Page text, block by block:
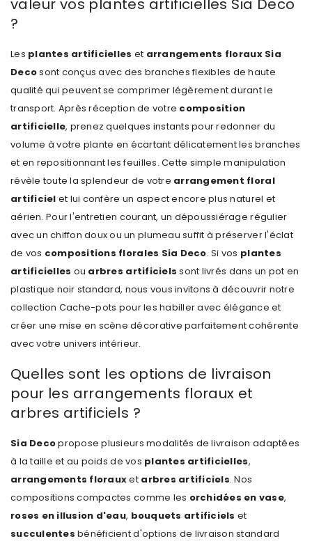
valeur vos plantes artificielles Sia Deco
?
Les plantes artificielles et arrangements floraux Sia
Decosont conçus avec des branches flexibles de haute
qualité qui peuvent se comprimer légèrement durant le
transport. Après réception de votre composition
artificielle, prenez quelques instants pour redonner du
volume à votre plante en écartant délicatement les branches
et en repositionnant les feuilles. Cette simple manipulation
révèle toute la splendeur de votre arrangement floral
artificiel et lui confère un aspect encore plus naturel et
aérien. Pour l'entretien courant, un dépoussiérage régulier
avec un chiffon doux ou un plumeau suffit à préserver l'éclat
de vos compositions florales Sia Deco. Si vos plantes
artificielles ou arbres artificiels sont livrés dans un pot en
plastique noir standard, nous vous invitons à découvrir notre
collection Cache-pots pour les habiller avec élégance et
créer une mise en scène décorative parfaitement cohérente
avec votre univers intérieur.
Quelles sont les options de livraison
pour les arrangements floraux et
arbres artificiels ?
Sia Decopropose plusieurs modalités de livraison adaptées
à la taille et au poids de vos plantes artificielles,
arrangements florauxet arbres artificiels. Nos
compositions compactes comme les orchidées en vase,
roses en illusion d'eau, bouquets artificiels et
succulentes bénéficient d'options de livraison standard